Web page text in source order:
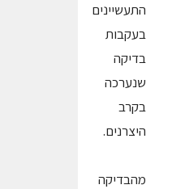
התעשיינים
בעקבות
בדיקה
שנערכה
בקרב
היצרנים.
מהבדיקה